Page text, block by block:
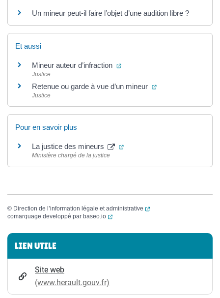
Un mineur peut-il faire l’objet d’une audition libre ?
Et aussi
Mineur auteur d’infraction (ouverture dans un nouvel
Justice
Retenue ou garde à vue d’un mineur (ouverture dans un
Justice
Pour en savoir plus
La justice des mineurs (ouverture dans un nouvel
Ministère chargé de la justice
© Direction de l’information légale et administrative
(ouverture dans un
comarquage developpé par baseo.io (ouverture dans un nouvel onglet)
Informations complémentaires
LIEN UTILE
Site web
(www.herault.gouv.fr)